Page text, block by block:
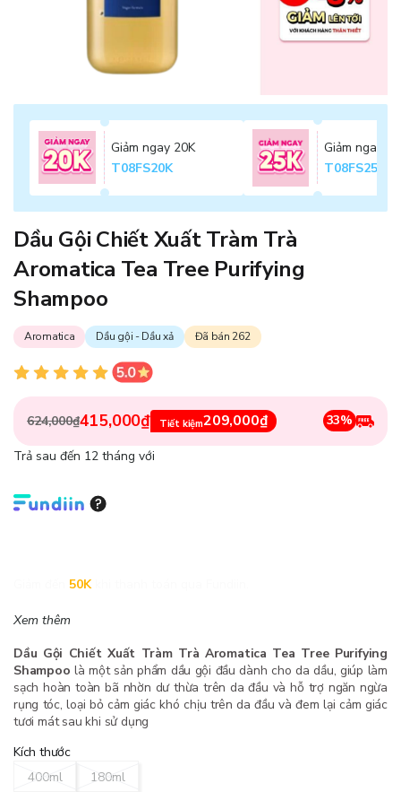
Giảm ngay 20K
T08FS20K
Giảm ngay
T08FS25K
Dầu Gội Chiết Xuất Tràm Trà
Aromatica Tea Tree Purifying
Shampoo
Aromatica Dầu gội - Dầu xả Đã bán 262
624,000₫415,000₫ Tiết kiệm209,000₫ 33%
Trả sau đến 12 tháng với
50K
Xem thêm
Dầu Gội Chiết Xuất Tràm Trà Aromatica Tea Tree Purifying
Shampoo là một sản phẩm dầu gội đầu dành cho da dầu, giúp làm
sạch hoàn toàn bã nhờn dư thừa trên da đầu và hỗ trợ ngăn ngừa
rụng tóc, loại bỏ cảm giác khó chịu trên da đầu và đem lại cảm giác
tươi mát sau khi sử dụng
Kích thước
400ml
180ml